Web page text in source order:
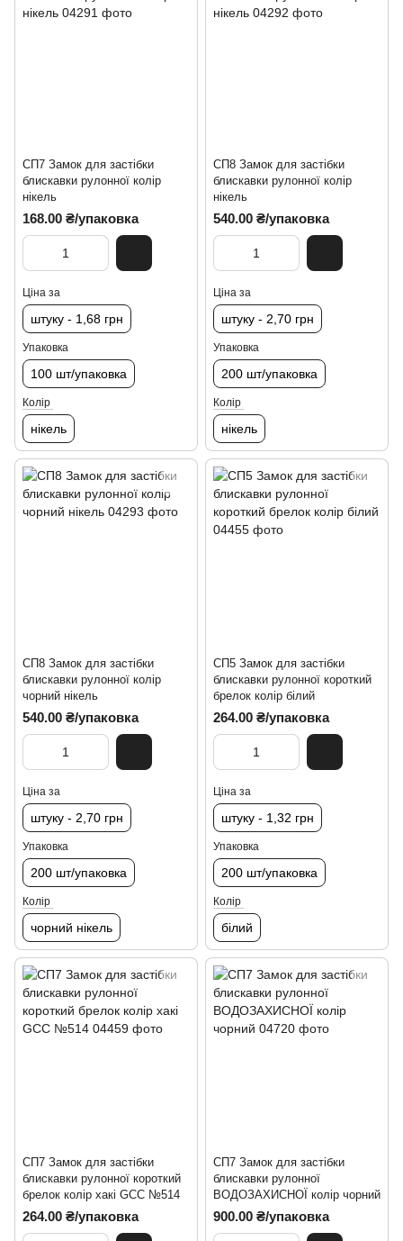
СП7 Замок для застібки
блискавки рулонної колір
нікель
168.00 ₴/упаковка
Ціна за
штуку - 1,68 грн
Упаковка
100 шт/упаковка
Колір
нікель
СП8 Замок для застібки
блискавки рулонної колір
нікель
540.00 ₴/упаковка
Ціна за
штуку - 2,70 грн
Упаковка
200 шт/упаковка
Колір
нікель
СП8 Замок для застібки
блискавки рулонної колір
чорний нікель
540.00 ₴/упаковка
Ціна за
штуку - 2,70 грн
Упаковка
200 шт/упаковка
Колір
чорний нікель
СП5 Замок для застібки
блискавки рулонної короткий
брелок колір білий
264.00 ₴/упаковка
Ціна за
штуку - 1,32 грн
Упаковка
200 шт/упаковка
Колір
білий
СП7 Замок для застібки
блискавки рулонної короткий
брелок колір хакі GCC №514
264.00 ₴/упаковка
СП7 Замок для застібки
блискавки рулонної
ВОДОЗАХИСНОЇ колір чорний
900.00 ₴/упаковка